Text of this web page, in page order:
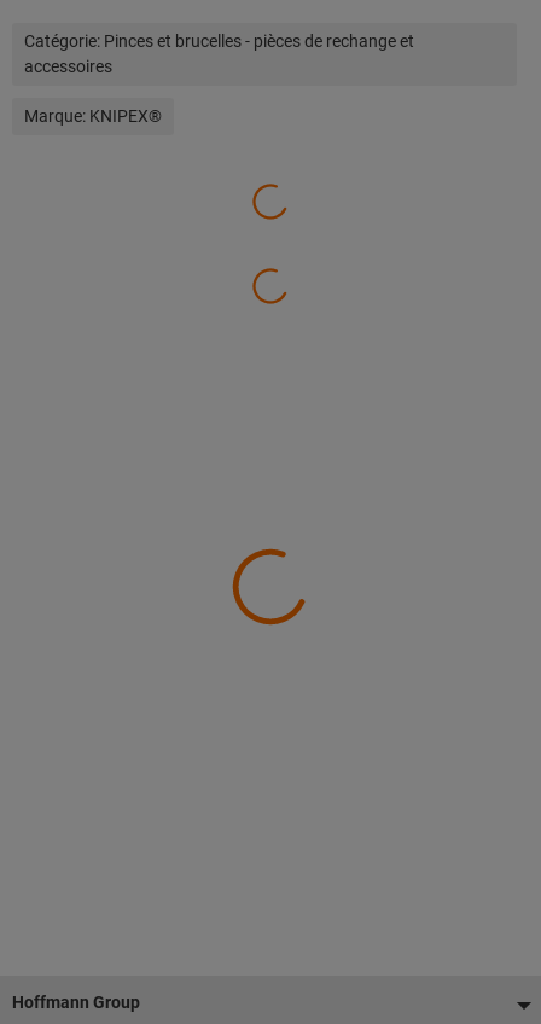
Catégorie: Pinces et brucelles - pièces de rechange et
accessoires
Marque: KNIPEX®
Pied
Hoffmann Group